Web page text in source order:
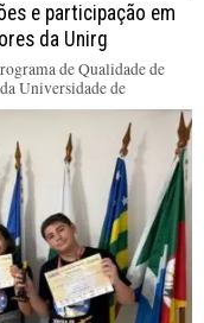
e participação em
da Unirg
de Qualidade de
Universidade de